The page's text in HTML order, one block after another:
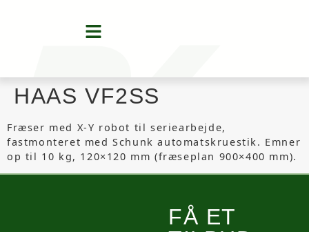
HAAS VF2SS
Fræser med X-Y robot til seriearbejde,
fastmonteret med Schunk automatskruestik. Emner
op til 10 kg, 120×120 mm (fræseplan 900×400 mm).
FÅ ET